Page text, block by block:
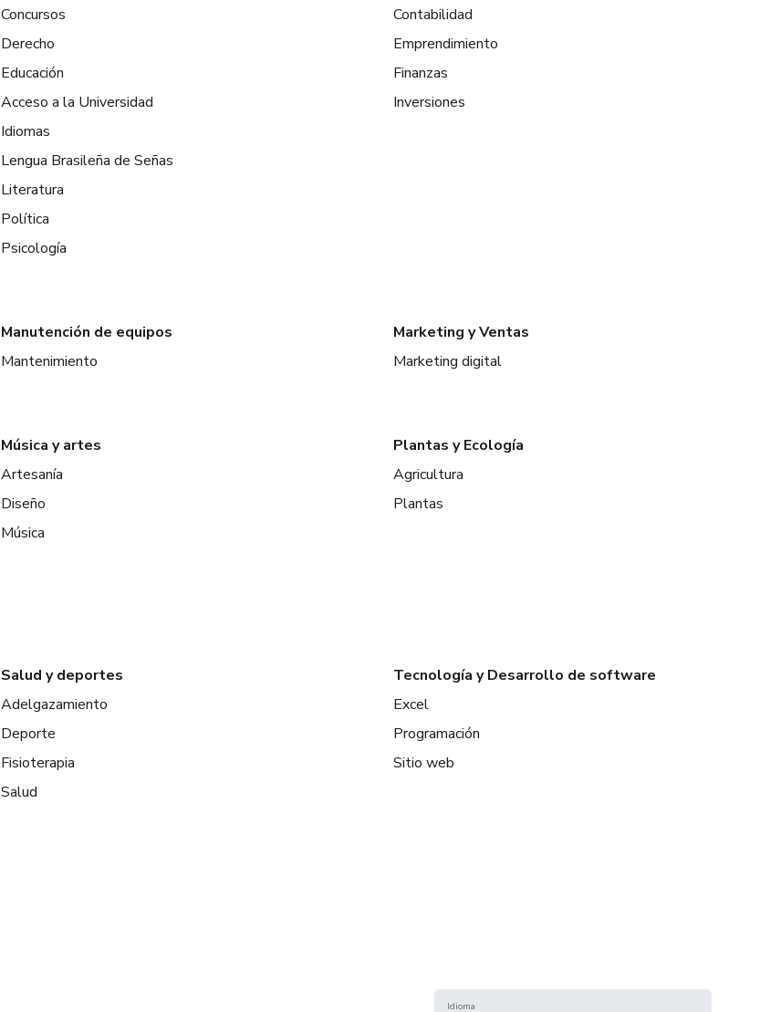
Concursos
Derecho
Educación
Acceso a la Universidad
Idiomas
Lengua Brasileña de Señas
Literatura
Política
Psicología
Contabilidad
Emprendimiento
Finanzas
Inversiones
Manutención de equipos
Mantenimiento
Marketing y Ventas
Marketing digital
Música y artes
Artesanía
Diseño
Música
Plantas y Ecología
Agricultura
Plantas
Salud y deportes
Adelgazamiento
Deporte
Fisioterapia
Salud
Tecnología y Desarrollo de software
Excel
Programación
Sitio web
Idioma